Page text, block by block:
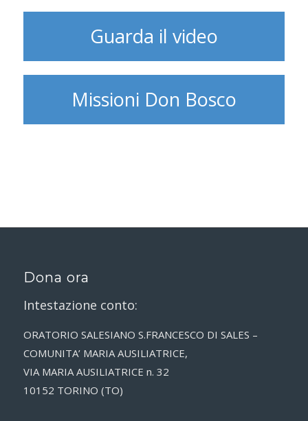
Guarda il video
Missioni Don Bosco
Dona ora
Intestazione conto:
ORATORIO SALESIANO S.FRANCESCO DI SALES –
COMUNITA’ MARIA AUSILIATRICE,
VIA MARIA AUSILIATRICE n. 32
10152 TORINO (TO)